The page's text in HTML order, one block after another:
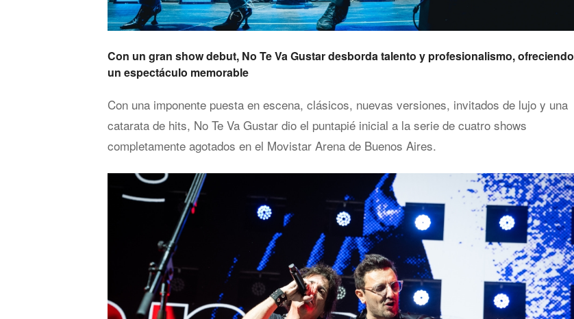
Con un gran show debut, No Te Va Gustar desborda talento y profesionalismo, ofreciendo
un espectáculo memorable
Con una imponente puesta en escena, clásicos, nuevas versiones, invitados de lujo y una
catarata de hits, No Te Va Gustar dio el puntapié inicial a la serie de cuatro shows
completamente agotados en el Movistar Arena de Buenos Aires.